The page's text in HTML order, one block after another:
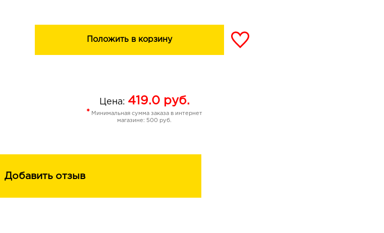
Положить в корзину
Цена: 419.0руб.
* Минимальная сумма заказа в интернет
магазине: 500 руб.
Добавить отзыв